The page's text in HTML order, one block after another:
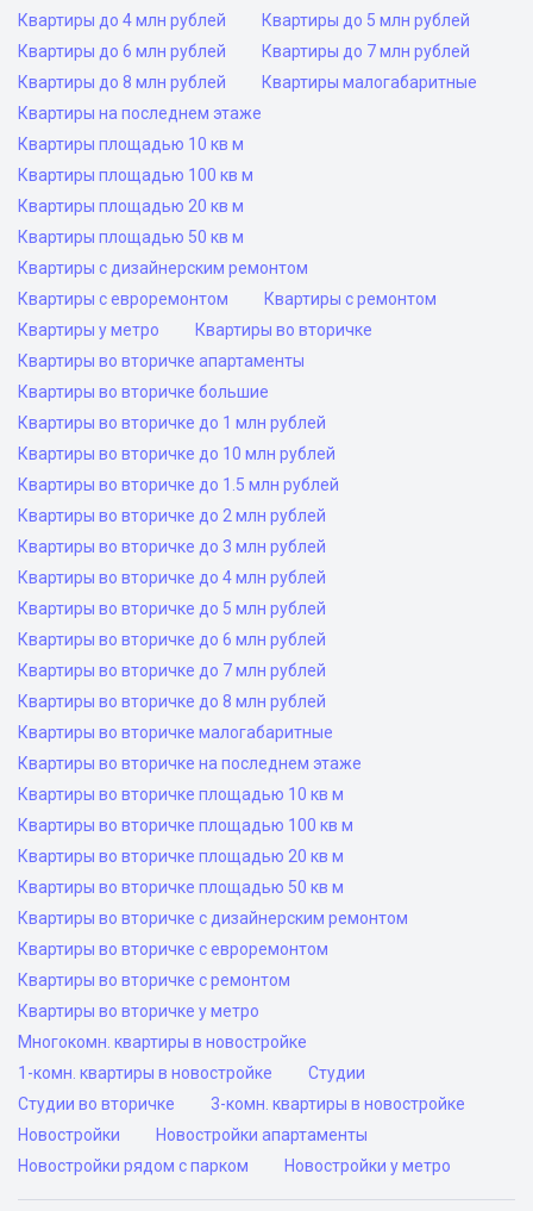
Квартиры до 4 млн рублей
Квартиры до 5 млн рублей
Квартиры до 6 млн рублей
Квартиры до 7 млн рублей
Квартиры до 8 млн рублей
Квартиры малогабаритные
Квартиры на последнем этаже
Квартиры площадью 10 кв м
Квартиры площадью 100 кв м
Квартиры площадью 20 кв м
Квартиры площадью 50 кв м
Квартиры с дизайнерским ремонтом
Квартиры с евроремонтом
Квартиры с ремонтом
Квартиры у метро
Квартиры во вторичке
Квартиры во вторичке апартаменты
Квартиры во вторичке большие
Квартиры во вторичке до 1 млн рублей
Квартиры во вторичке до 10 млн рублей
Квартиры во вторичке до 1.5 млн рублей
Квартиры во вторичке до 2 млн рублей
Квартиры во вторичке до 3 млн рублей
Квартиры во вторичке до 4 млн рублей
Квартиры во вторичке до 5 млн рублей
Квартиры во вторичке до 6 млн рублей
Квартиры во вторичке до 7 млн рублей
Квартиры во вторичке до 8 млн рублей
Квартиры во вторичке малогабаритные
Квартиры во вторичке на последнем этаже
Квартиры во вторичке площадью 10 кв м
Квартиры во вторичке площадью 100 кв м
Квартиры во вторичке площадью 20 кв м
Квартиры во вторичке площадью 50 кв м
Квартиры во вторичке с дизайнерским ремонтом
Квартиры во вторичке с евроремонтом
Квартиры во вторичке с ремонтом
Квартиры во вторичке у метро
Многокомн. квартиры в новостройке
1-комн. квартиры в новостройке
Студии
Студии во вторичке
3-комн. квартиры в новостройке
Новостройки
Новостройки апартаменты
Новостройки рядом с парком
Новостройки у метро